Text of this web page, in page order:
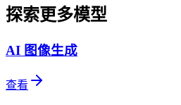
探索更多模型
AI 图像生成
查看